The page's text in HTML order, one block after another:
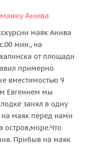
Анива
маяк Анива
мин., на
от площади
примерно
вместимостью 9
Евгением мы
занял в одну
на маяк перед нами
остров,море.Что
Прибыв на маяк